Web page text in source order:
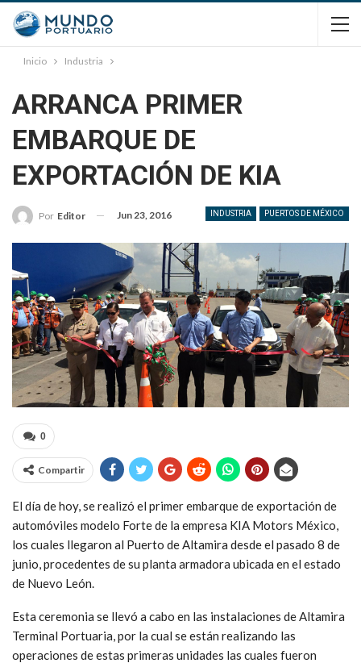
Inicio Industria
ARRANCA PRIMER
EMBARQUE DE
EXPORTACIÓN DE KIA
INDUSTRIA PUERTOS DE MÉXICO
Por Editor Jun 23, 2016
0
Compartir
El día de hoy, se realizó el primer embarque de exportación de
automóviles modelo Forte de la empresa KIA Motors México,
los cuales llegaron al Puerto de Altamira desde el pasado 8 de
junio, procedentes de su planta armadora ubicada en el estado
de Nuevo León.
Esta ceremonia se llevó a cabo en las instalaciones de Altamira
Terminal Portuaria, por la cual se están realizando las
operaciones de estas primeras unidades las cuales fueron